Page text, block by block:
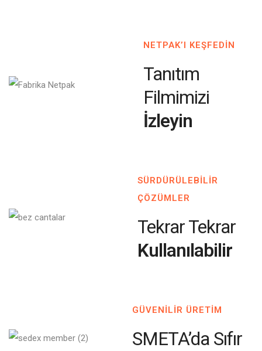
NETPAK’I KEŞFEDİN
Tanıtım
Filmimizi
İzleyin
SÜRDÜRÜLEBİLİR
ÇÖZÜMLER
Tekrar Tekrar
Kullanılabilir
GÜVENİLİR ÜRETİM
SMETA’da Sıfır